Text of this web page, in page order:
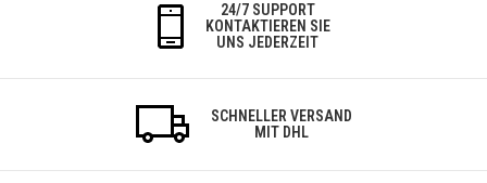
24/7 SUPPORT
KONTAKTIEREN SIE
UNS JEDERZEIT
SCHNELLER VERSAND
MIT DHL